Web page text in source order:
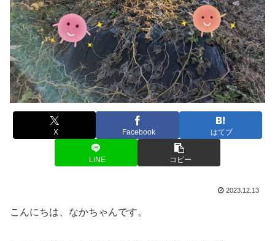
X Facebook はてブ
LINE コピー
2023.12.13
こんにちは、なかちゃんです。